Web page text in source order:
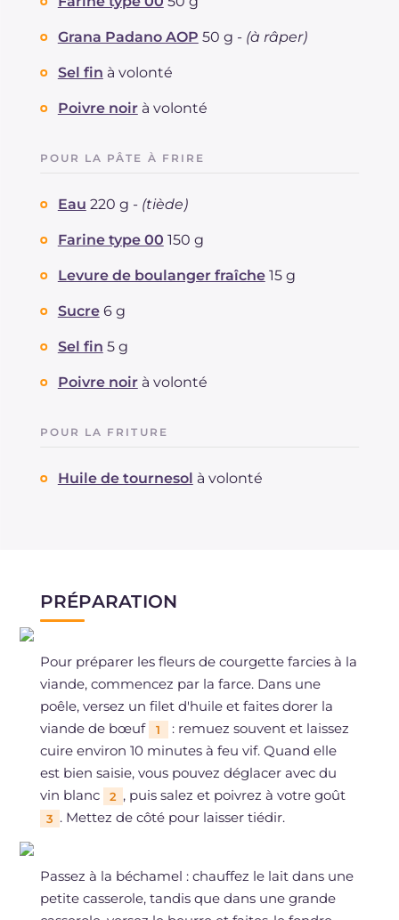
Grana Padano AOP 50 g - (à râper)
Sel fin à volonté
Poivre noir à volonté
POUR LA PÂTE À FRIRE
Eau 220 g - (tiède)
Farine type 00 150 g
Levure de boulanger fraîche 15 g
Sucre 6 g
Sel fin 5 g
Poivre noir à volonté
POUR LA FRITURE
Huile de tournesol à volonté
PRÉPARATION
Pour préparer les fleurs de courgette farcies à la
viande, commencez par la farce. Dans une
poêle, versez un filet d'huile et faites dorer la
viande de bœuf
1
: remuez souvent et laissez
cuire environ 10 minutes à feu vif. Quand elle
est bien saisie, vous pouvez déglacer avec du
vin blanc
2 , puis salez et poivrez à votre goût
3 . Mettez de côté pour laisser tiédir.
Passez à la béchamel : chauffez le lait dans une
petite casserole, tandis que dans une grande